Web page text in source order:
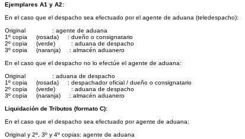
Ejemplares A1 y A2:
En el caso que el despacho sea efectuado por el agente de aduana (teledespacho):
Original
: agente de aduana
1º copia
(rosada)
: dueño o consignatario
2º copia
(verde)
: aduana de despacho
3º copia
(naranja)
: almacén aduanero
En el caso que el despacho no lo efectúe el agente de aduana:
Original
: aduana de despacho
1º copia
(rosada)
: despachador oficial / dueño o consignatario
2º copia
(verde)
: aduana de despacho
3º copia
(naranja)
: almacén aduanero
Liquidación de Tributos (formato C):
En el caso que el despacho sea efectuado por agente de aduana:
Original y 2º, 3º y 4º copias: agente de aduana